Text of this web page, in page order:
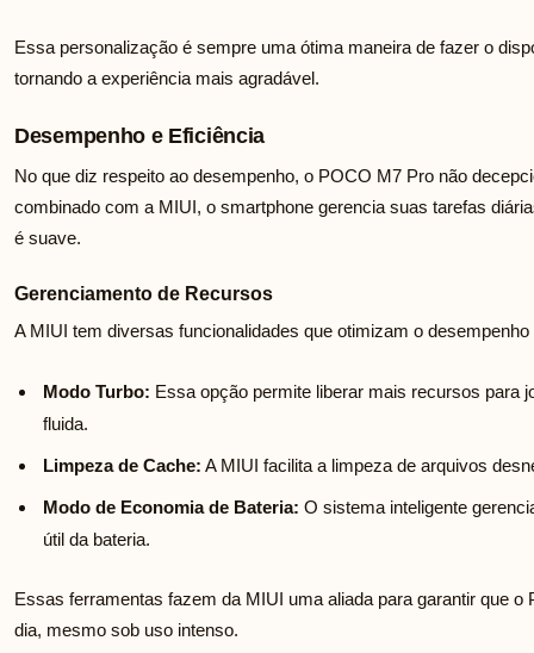
Essa personalização é sempre uma ótima maneira de fazer o
tornando a experiência mais agradável.
Desempenho e Eficiência
No que diz respeito ao desempenho, o POCO M7 Pro não
combinado com a MIUI, o smartphone gerencia suas tarefas
é suave.
Gerenciamento de Recursos
A MIUI tem diversas funcionalidades que otimizam o
Modo Turbo: Essa opção permite liberar mais recursos para
fluida.
Limpeza de Cache: A MIUI facilita a limpeza de arquivos
Modo de Economia de Bateria: O sistema inteligente
útil da bateria.
Essas ferramentas fazem da MIUI uma aliada para garantir que
dia, mesmo sob uso intenso.